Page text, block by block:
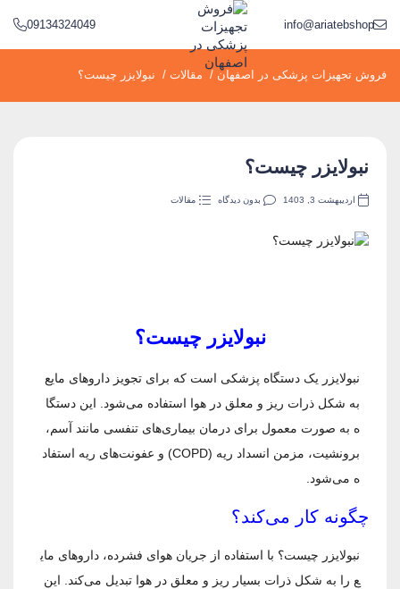
info@ariatebshop.ir
09134324049
فروش تجهیزات پزشکی در اصفهان / مقالات / نبولایزر چیست؟
نبولایزر چیست؟
اردیبهشت 3, 1403 بدون دیدگاه مقالات
نبولایزر چیست؟
نبولایزر یک دستگاه پزشکی است که برای تجویز داروهای مایع
به شکل ذرات ریز و معلق در هوا استفاده می‌شود. این دستگا
ه به صورت معمول برای درمان بیماری‌های تنفسی مانند آسم،
برونشیت، مزمن انسداد ریه (COPD) و عفونت‌های ریه استفاد
ه می‌شود.
چگونه کار می‌کند؟
نبولایزر چیست؟ با استفاده از جریان هوای فشرده، داروهای مای
ع را به شکل ذرات بسیار ریز و معلق در هوا تبدیل می‌کند. این